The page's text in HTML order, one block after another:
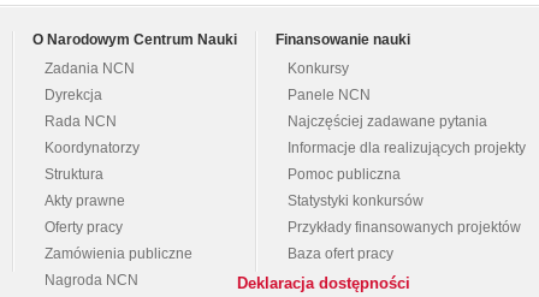
O Narodowym Centrum Nauki
Zadania NCN
Dyrekcja
Rada NCN
Koordynatorzy
Struktura
Akty prawne
Oferty pracy
Zamówienia publiczne
Nagroda NCN
Finansowanie nauki
Konkursy
Panele NCN
Najczęściej zadawane pytania
Informacje dla realizujących projekty
Pomoc publiczna
Statystyki konkursów
Przykłady finansowanych projektów
Baza ofert pracy
Deklaracja dostępności